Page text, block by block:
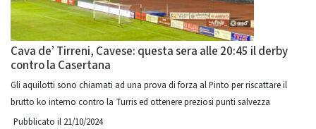
Cava de’ Tirreni, Cavese: questa sera alle 20:45 il derby
contro la Casertana
Gli aquilotti sono chiamati ad una prova di forza al Pinto per riscattare il
brutto ko interno contro la Turris ed ottenere preziosi punti salvezza
Pubblicato il 21/10/2024